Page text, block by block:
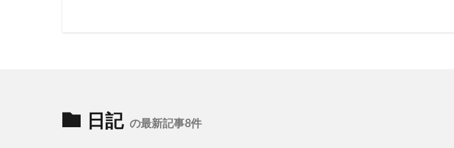
日記 の最新記事8件